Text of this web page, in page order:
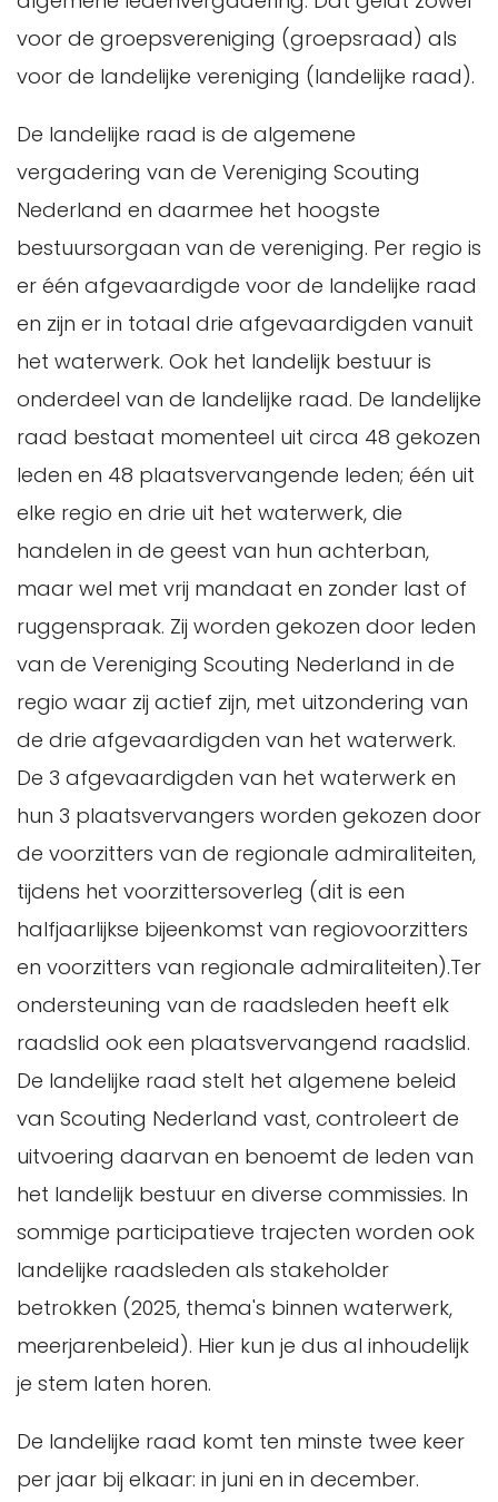
voor de groepsvereniging (groepsraad) als
voor de landelijke vereniging (landelijke raad).
De landelijke raad is de algemene
vergadering van de Vereniging Scouting
Nederland en daarmee het hoogste
bestuursorgaan van de vereniging. Per regio is
er één afgevaardigde voor de landelijke raad
en zijn er in totaal drie afgevaardigden vanuit
het waterwerk. Ook het landelijk bestuur is
onderdeel van de landelijke raad. De landelijke
raad bestaat momenteel uit circa 48 gekozen
leden en 48 plaatsvervangende leden; één uit
elke regio en drie uit het waterwerk, die
handelen in de geest van hun achterban,
maar wel met vrij mandaat en zonder last of
ruggenspraak. Zij worden gekozen door leden
van de Vereniging Scouting Nederland in de
regio waar zij actief zijn, met uitzondering van
de drie afgevaardigden van het waterwerk.
De 3 afgevaardigden van het waterwerk en
hun 3 plaatsvervangers worden gekozen door
de voorzitters van de regionale admiraliteiten,
tijdens het voorzittersoverleg (dit is een
halfjaarlijkse bijeenkomst van regiovoorzitters
en voorzitters van regionale admiraliteiten).Ter
ondersteuning van de raadsleden heeft elk
raadslid ook een plaatsvervangend raadslid.
De landelijke raad stelt het algemene beleid
van Scouting Nederland vast, controleert de
uitvoering daarvan en benoemt de leden van
het landelijk bestuur en diverse commissies. In
sommige participatieve trajecten worden ook
landelijke raadsleden als stakeholder
betrokken (2025, thema's binnen waterwerk,
meerjarenbeleid). Hier kun je dus al inhoudelijk
je stem laten horen.
De landelijke raad komt ten minste twee keer
per jaar bij elkaar: in juni en in december.